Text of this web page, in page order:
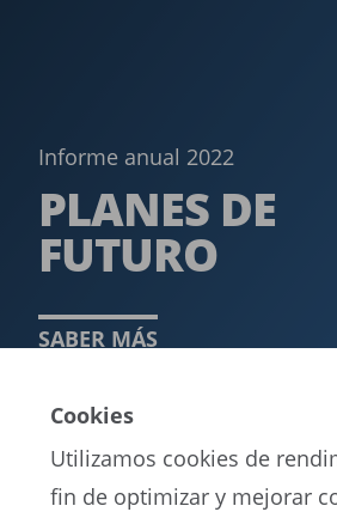
Informe anual 2022
PLANES DE
FUTURO
SABER MÁS
Cookies
Utilizamos cookies de
fin de optimizar y mejorar